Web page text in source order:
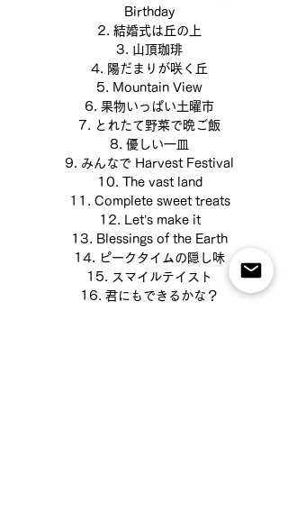
Birthday
2. 結婚式は丘の上
3. 山頂珈琲
4. 陽だまりが咲く丘
5. Mountain View
6. 果物いっぱい土曜市
7. とれたて野菜で晩ご飯
8. 優しい一皿
9. みんなで Harvest Festival
10. The vast land
11. Complete sweet treats
12. Let’s make it
13. Blessings of the Earth
14. ピークタイムの隠し味
15. スマイルテイスト
16. 君にもできるかな？